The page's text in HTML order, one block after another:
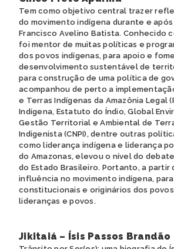
Tem como objetivo central trazer
do movimento indígena durante e
Francisco Avelino Batista. Conhecido
foi mentor de muitas políticas e
dos povos indígenas, para apoio e
desenvolvimento sustentável de
para construção de uma política de
acompanhou de perto a
e Terras Indígenas da Amazônia Legal
Indígena, Estatuto do Índio, Global
Gestão Territorial e Ambiental de
Indigenista (CNPI), dentre outras
como liderança indígena e liderança
do Amazonas, elevou o nível do
do Estado Brasileiro. Portanto, a
influência no movimento indígena,
constitucionais e originários dos
lideranças e povos.
Jikitaiá – Ísis Passos Brandão